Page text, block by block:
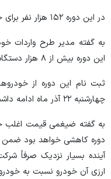
در این دوره ۱۵۲ هزار نفر برای خرید خودرو‌های وارداتی ثبت نام کردند.
به گفته مدیر طرح واردات
این دوره بیش از ۸ هزار دستگاه است.
چهارشنبه ۲۲ آذر ماه ادامه داشت.
به گفته ضیغمی قیمت اغلب
دوره کاهشی خواهد بود ضمن
آینده بسیار نزدیک صرفاً
ارزی آن خودرو نسبت به